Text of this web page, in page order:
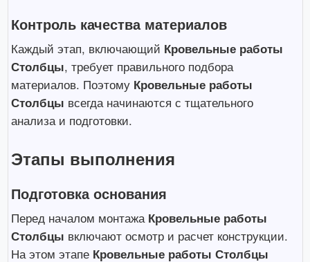
Контроль качества материалов
Каждый этап, включающий Кровельные работы
Столбцы, требует правильного подбора
материалов. Поэтому Кровельные работы
Столбцы всегда начинаются с тщательного
анализа и подготовки.
Этапы выполнения
Подготовка основания
Перед началом монтажа Кровельные работы
Столбцы включают осмотр и расчет конструкции.
На этом этапе Кровельные работы Столбцы